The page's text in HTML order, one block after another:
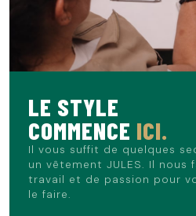
LE STYLE
COMMENCE ICI.
Il vous suffit de quelques
un vêtement JULES. Il nous
travail et de passion pour
le faire.